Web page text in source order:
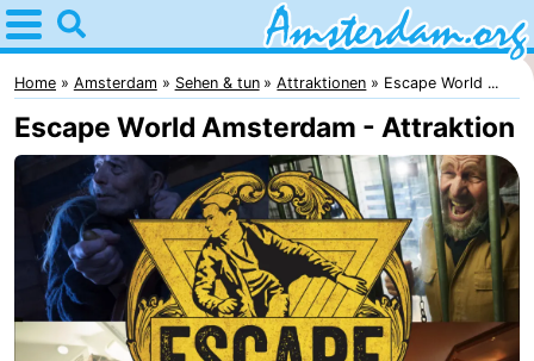
Home
Amsterdam
Interessante
Ausflüge
Kindern
Für
Junge
Erwachsene
Kostenlos
Übernachten
Home Amsterdam Sehen & tun Attraktionen Escape World ...
Escape World Amsterdam - Attraktion